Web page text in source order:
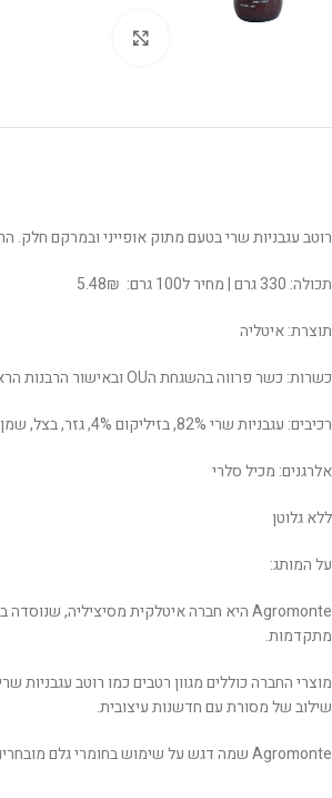
רוטב עגבניות שרי בטעם מתוק אופייני ובמרקם חלק.
תכולה: 330 גרם | מחיר ל100 גרם: 5.48₪
תוצרת: איטליה
כשרות: כשר פרווה בהשגחת הOU ובאישור הרבנות הראשית לישראל
רכיבים: עגבניות שרי 82%, בזיליקום 4%, גזר, בצל, שמן זית כתית טהור, סלרי, מלח, סוכר
אלרגנים: מכיל סלרי
ללא גלוטן
על המותג:
מתקדמות.
מוצרי החברה כוללים מגוון רטבים כמו רוטב עגבניות
שילוב של מסורת עם חדשנות עיצובית.
Agromonte שמה דגש על שימוש בחומרי גלם מובחרים ופיתוח מתכונים פשוטים וטעימים, כדי לספק חוויית טעמים אותנטית שמחברת בין עולם המסורת לעידן המודרני.